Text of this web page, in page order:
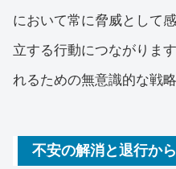
において常に脅威として
立する行動につながりま
れるための無意識的な戦略
不安の解消と退行か